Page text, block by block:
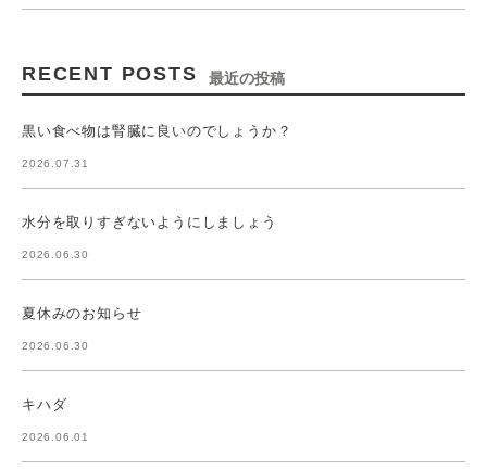
RECENT POSTS 最近の投稿
黒い食べ物は腎臓に良いのでしょうか？
2026.07.31
水分を取りすぎないようにしましょう
2026.06.30
夏休みのお知らせ
2026.06.30
キハダ
2026.06.01